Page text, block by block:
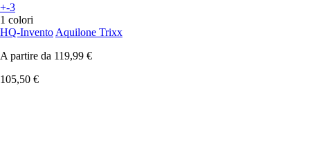
+-3
1 colori
HQ-Invento Aquilone Trixx
A partire da 119,99 €
105,50 €